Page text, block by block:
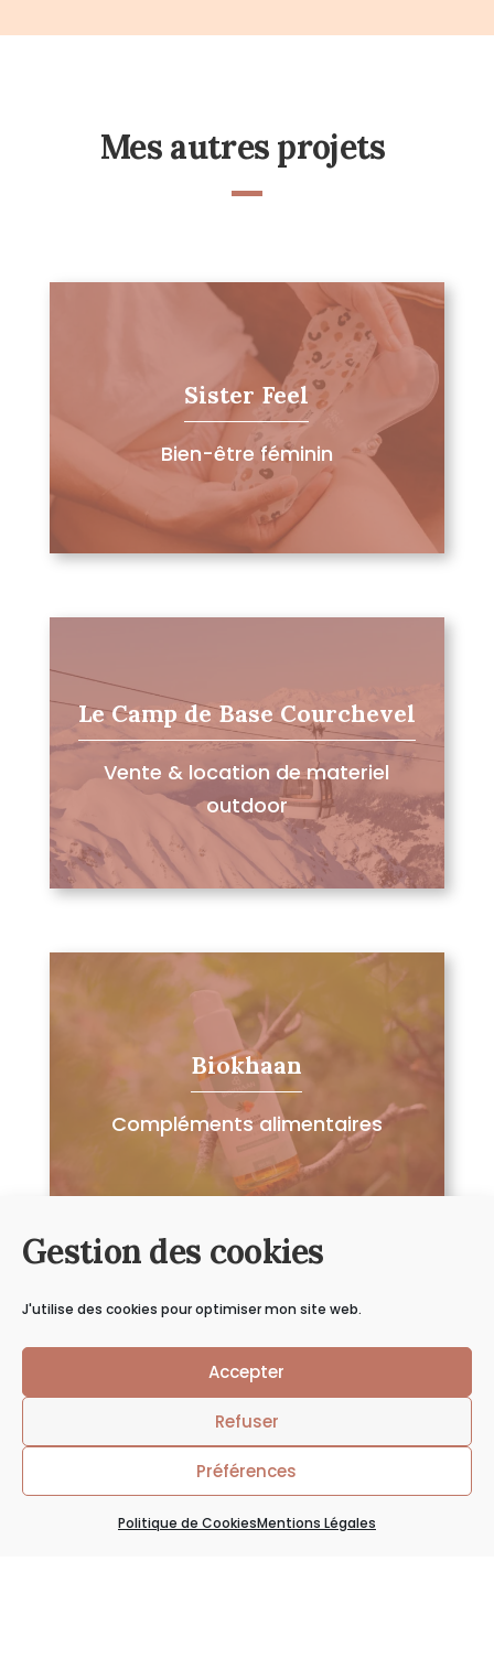
Gestion des cookies
J'utilise des cookies pour optimiser mon site web.
Accepter
Refuser
Préférences
Politique de CookiesMentions Légales
Mes autres projets
Sister Feel
Bien-être féminin
Le Camp de Base Courchevel
Vente & location de materiel
outdoor
Biokhaan
Compléments alimentaires
Envie d’endiscuter ?